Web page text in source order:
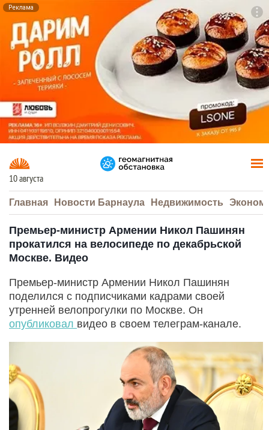
Реклама
10 августа
Главная Новости Барнаула Недвижимость
Премьер-министр Армении Никол Пашинян
прокатился на велосипеде по декабрьской
Москве. Видео
Премьер‑министр Армении Никол Пашинян
поделился с подписчиками кадрами своей
утренней велопрогулки по Москве. Он
опубликовал видео в своем телеграм-канале.